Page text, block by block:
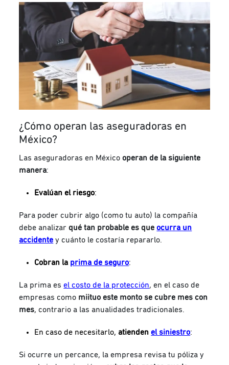
¿Cómo operan las aseguradoras en
México?
Las aseguradoras en Méxicooperan de la siguiente
manera:
Evalúan el riesgo:
Para poder cubrir algo (como tu auto) la compañía
debe analizarqué tan probable es queocurra un
accidente y cuánto le costaría repararlo.
Cobran la prima de seguro:
La prima esel costo de la protección, en el caso de
empresas como miituo este monto se cubre mes con
mes, contrario a las anualidades tradicionales.
En caso de necesitarlo, atiendenel siniestro:
Si ocurre un percance, la empresa revisa tu póliza y